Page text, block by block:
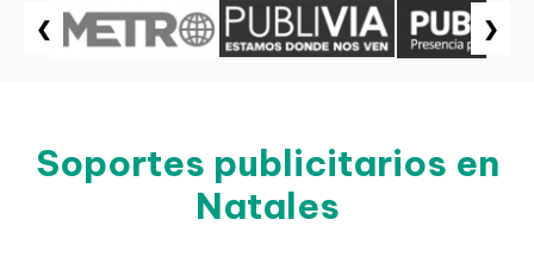
❮ ❯
Soportes publicitarios en
Natales